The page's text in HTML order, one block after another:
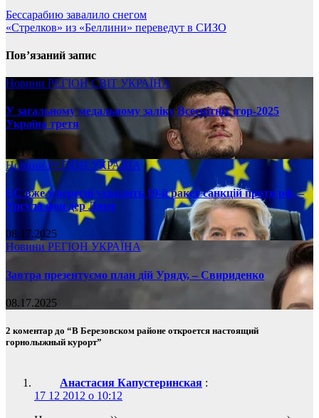
Бессарабию завалило снегом
«Стрелков» из «Беллини» переведут в СИЗО
Пов’язаний запис
Новини РЕГІОНСВІТ УКРАЇНА
У загальному медальному заліку Всесвітніх ігор-2025
Україна третя
08.17.2025
НовиниРЕГІОН УКРАЇНА
ЄС вже у вересні ухвалить 19-й ракет санкцій проти рф, –
Урсула фон дер Ляєн
08.17.2025
Новини РЕГІОН УКРАЇНА
Завтра презентуємо план дій Уряду, – Свириденко
08.17.2025
2 коментар до “В Березовском районе откроется настоящий
горнолыжный курорт”
Анастасия Капустеринская :
17 12 2012 о 10:12